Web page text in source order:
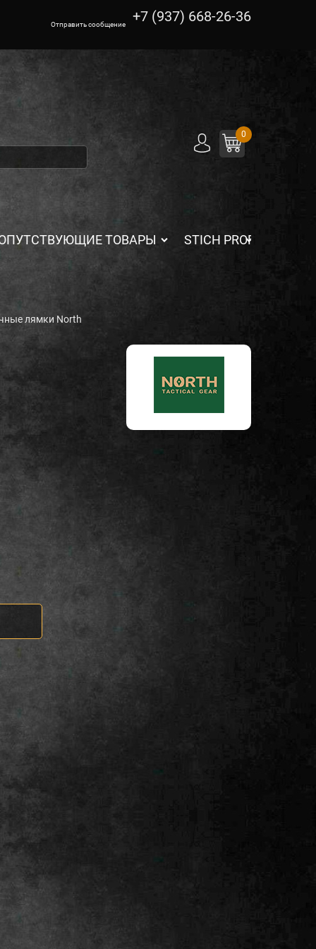
Отправить сообщение +7 (937) 668-26-36
0
ТОВАРЫ STICH PROFI
лямки North